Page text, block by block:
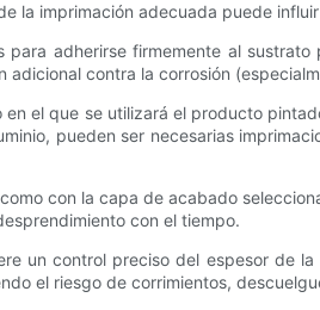
la imprimación adecuada puede
para adherirse firmemente al
contra la corrosión
el que se utilizará el producto
pueden ser necesarias
con la capa de acabado
con el tiempo.
un control preciso del espesor de
el riesgo de corrimientos,